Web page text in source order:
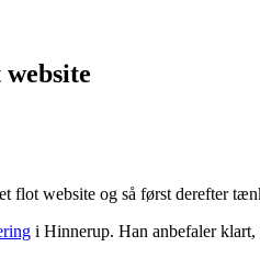
flot website og så først derefter
i Hinnerup. Han anbefaler